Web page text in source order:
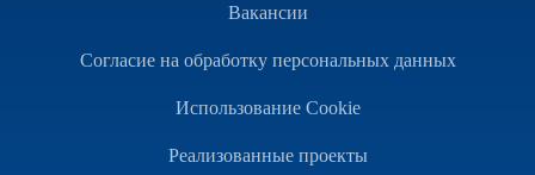
Вакансии
Согласие на обработку персональных данных
Использование Cookie
Реализованные проекты